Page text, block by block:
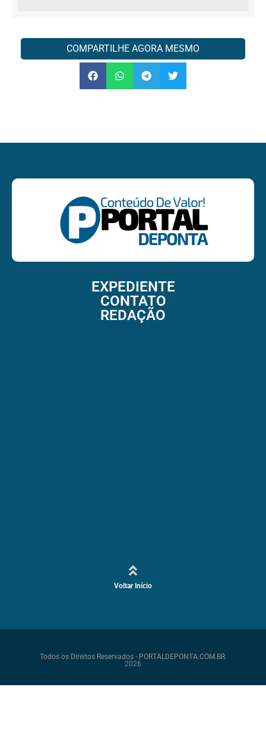
COMPARTILHE AGORA MESMO
EXPEDIENTE
CONTATO
REDAÇÃO
Voltar Início
Todos os Direitos Reservados - PORTALDEPONTA.COM.BR.
2026